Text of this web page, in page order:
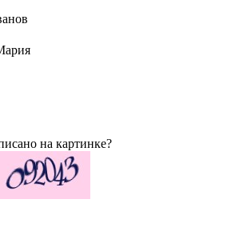
на картинке?